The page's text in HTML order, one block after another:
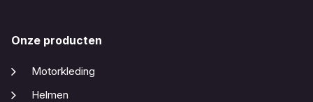
Onze producten
Motorkleding
Helmen